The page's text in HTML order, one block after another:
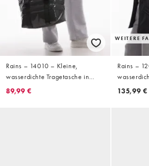
Rains – 14010 – Kleine,
wasserdichte Tragetasche in
Metallic-Grün mit Wattierung
89,99 €
WEITERE
Rains –
Schwarz
135,99 €